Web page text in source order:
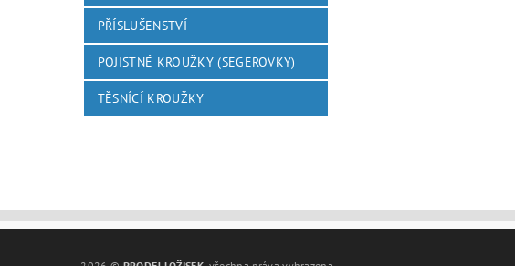
PŘÍSLUŠENSTVÍ
POJISTNÉ KROUŽKY (SEGEROVKY)
TĚSNÍCÍ KROUŽKY